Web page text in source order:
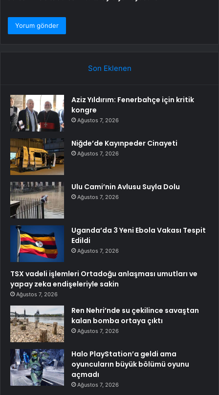
Son Eklenen
Aziz Yıldırım: Fenerbahçe için kritik
kongre
Ağustos 7, 2026
Niğde’de Kayınpeder Cinayeti
Ağustos 7, 2026
Ulu Cami’nin Avlusu Suyla Dolu
Ağustos 7, 2026
Uganda’da 3 Yeni Ebola Vakası Tespit
Edildi
Ağustos 7, 2026
TSX vadeli işlemleri Ortadoğu anlaşması umutları ve
yapay zeka endişeleriyle sakin
Ağustos 7, 2026
Ren Nehri’nde su çekilince savaştan
kalan bomba ortaya çıktı
Ağustos 7, 2026
Halo PlayStation’a geldi ama
oyuncuların büyük bölümü oyunu
açmadı
Ağustos 7, 2026